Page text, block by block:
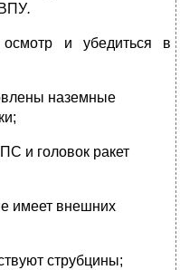
.
и убедиться в
наземные
и головок ракет
имеет внешних
струбцины;